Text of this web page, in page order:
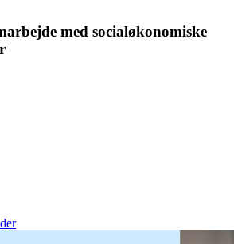
med socialøkonomiske